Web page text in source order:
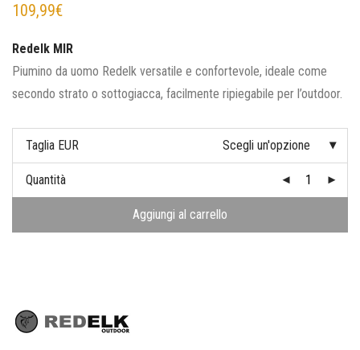
109,99€
Redelk MIR
Piumino da uomo Redelk versatile e confortevole, ideale come
secondo strato o sottogiacca, facilmente ripiegabile per l’outdoor.
Taglia EUR Scegli un'opzione
Quantità
Aggiungi al carrello